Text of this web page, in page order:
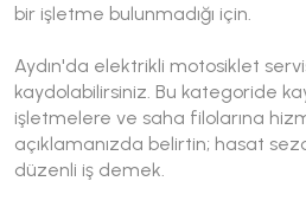
bir işletme bulunmadığı için.
Aydın'da elektrikli motosiklet
kaydolabilirsiniz. Bu kategoride
işletmelere ve saha filolarına
açıklamanızda belirtin; hasat
düzenli iş demek.